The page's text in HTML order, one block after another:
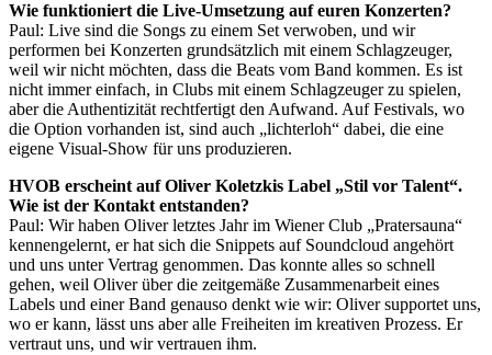
Wie funktioniert die Live-Umsetzung auf euren Konzerten?
Paul: Live sind die Songs zu einem Set verwoben, und wir
performen bei Konzerten grundsätzlich mit einem Schlagzeuger,
weil wir nicht möchten, dass die Beats vom Band kommen. Es ist
nicht immer einfach, in Clubs mit einem Schlagzeuger zu spielen,
aber die Authentizität rechtfertigt den Aufwand. Auf Festivals, wo
die Option vorhanden ist, sind auch „lichterloh“ dabei, die eine
eigene Visual-Show für uns produzieren.
HVOB erscheint auf Oliver Koletzkis Label „Stil vor Talent“.
Wie ist der Kontakt entstanden?
Paul: Wir haben Oliver letztes Jahr im Wiener Club „Pratersauna“
kennengelernt, er hat sich die Snippets auf Soundcloud angehört
und uns unter Vertrag genommen. Das konnte alles so schnell
gehen, weil Oliver über die zeitgemäße Zusammenarbeit eines
Labels und einer Band genauso denkt wie wir: Oliver supportet uns,
wo er kann, lässt uns aber alle Freiheiten im kreativen Prozess. Er
vertraut uns, und wir vertrauen ihm.